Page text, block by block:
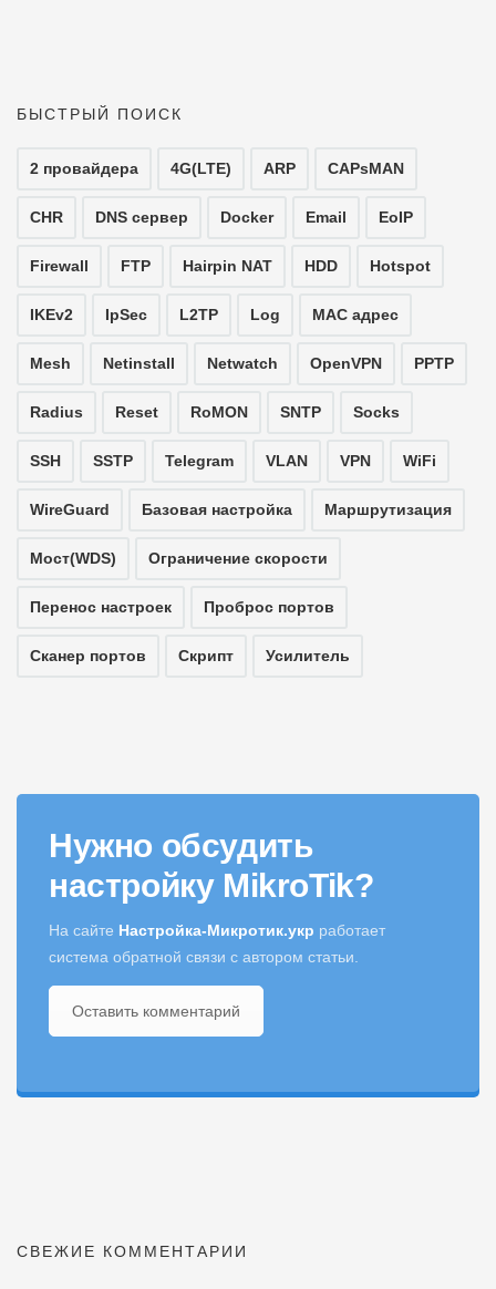
БЫСТРЫЙ ПОИСК
2 провайдера 4G(LTE) ARP CAPsMAN
CHR DNS сервер Docker Email EoIP
Firewall FTP Hairpin NAT HDD Hotspot
IKEv2 IpSec L2TP Log MAC адрес
Mesh Netinstall Netwatch OpenVPN PPTP
Radius Reset RoMON SNTP Socks
SSH SSTP Telegram VLAN VPN WiFi
WireGuard Базовая настройка Маршрутизация
Мост(WDS) Ограничение скорости
Перенос настроек Проброс портов
Сканер портов Скрипт Усилитель
Нужно обсудить
настройку MikroTik?
На сайте Настройка-Микротик.укр работает
система обратной связи с автором статьи.
Оставить комментарий
СВЕЖИЕ КОММЕНТАРИИ